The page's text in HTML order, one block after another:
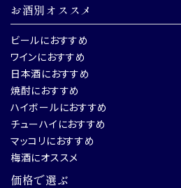
お酒別オススメ
ビールにおすすめ
ワインにおすすめ
日本酒におすすめ
焼酎におすすめ
ハイボールにおすすめ
チューハイにおすすめ
マッコリにおすすめ
梅酒にオススメ
価格で選ぶ